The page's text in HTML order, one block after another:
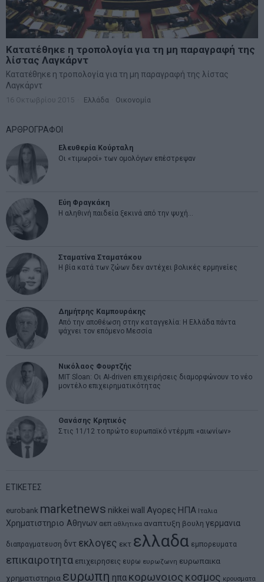
Κατατέθηκε η τροπολογία για τη μη παραγραφή της
λίστας Λαγκάρντ
Κατατέθηκε η τροπολογία για τη μη παραγραφή της λίστας
Λαγκάρντ
16 Οκτωβρίου 2015 Ελλάδα Οικονομία
ΑΡΘΡΟΓΡΑΦΟΙ
Ελευθερία Κούρταλη
Οι «τιμωροί» των ομολόγων επέστρεψαν
Εύη Φραγκάκη
Η αληθινή παιδεία ξεκινά από την ψυχή…
Σταματίνα Σταματάκου
Η βία κατά των ζώων δεν αντέχει βολικές ερμηνείες
Δημήτρης Καμπουράκης
Από την αποθέωση στην καταγγελία: Η Ελλάδα πάντα
ψάχνει τον επόμενο Μεσσία
Νικόλαος Φουρτζής
MIT Sloan: Οι AI-driven επιχειρήσεις διαμορφώνουν το νέο
μοντέλο επιχειρηματικότητας
Θανάσης Κρητικός
Στις 11/12 το πρώτο ευρωπαϊκό ντέρμπι «αιωνίων»
ΕΤΙΚΕΤΕΣ
eurobank marketnews nikkei wall Αγορες ΗΠΑ Ιταλια
Χρηματιστηριο Αθηνων αεπ αθλητικα αναπτυξη βουλη γερμανια
διαπραγματευση δντ εκλογες εκτ ελλαδα εμπορευματα
επικαιροτητα επιχειρησεις ευρω ευρωζωνη ευρωπαικα
χρηματιστηρια ευρωπη ηπα κορωνοιος κοσμος κρουσματα